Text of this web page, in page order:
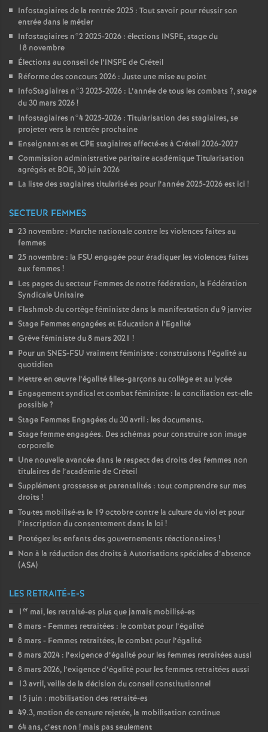
Infostagiaires de la rentrée 2025 : Tout savoir pour réussir son
entrée dans le métier
Infostagiaires n°2 2025-2026 : élections INSPE, stage du
18 novembre
Élections au conseil de l’INSPE de Créteil
Réforme des concours 2026 : Juste une mise au point
InfoStagiaires n°3 2025-2026 : L’année de tous les combats ?, stage
du 30 mars 2026!
Infostagiaires n°4 2025-2026 : Titularisation des stagiaires, se
projeter vers la rentrée prochaine
Enseignant·es etCPE stagiaires affecté·es à Créteil 2026-2027
Commission administrative paritaire académique Titularisation
agrégés et BOE, 30 juin 2026
La liste des stagiaires titularisé·es pour l’année 2025-2026 est ici !
SECTEUR FEMMES
23 novembre : Marche nationale contre les violences faites au
femmes
25 novembre : la FSU engagée pour éradiquer les violences faites
aux femmes !
Les pages du secteur Femmes de notre fédération, la Fédération
Syndicale Unitaire
Flashmob du cortège féministe dans la manifestation du 9 janvier
Stage Femmes engagées et Education à l’Egalité
Grève féministe du 8 mars 2021 !
Pour un SNES-FSU vraiment féministe : construisons l’égalité au
quotidien
Mettre en œuvre l’égalité filles-garçons au collège et au lycée
Engagement syndical et combat féministe : la conciliation est-elle
possible?
Stage Femmes Engagées du 30 avril : les documents.
Stage femme engagées. Des schémas pour construire son image
corporelle
Une nouvelle avancée dans le respect des droits des femmes non
titulaires de l’académie de Créteil
Supplément grossesse et parentalités : tout comprendre sur mes
droits !
Tou·tes mobilisé·es le 19 octobre contre la culture du viol et pour
l’inscription du consentement dans la loi !
Protégez les enfants des gouvernements réactionnaires !
Non à la réduction des droits à Autorisations spéciales d’absence
(ASA)
LES RETRAITÉ-E-S
1 er mai, les retraité-es plus que jamais mobilisé-es
8 mars - Femmes retraitées : le combat pour l’égalité
8 mars - Femmes retraitées, le combat pour l’égalité
8 mars 2024 : l’exigence d’égalité pour les femmes retraitées aussi
8 mars 2026, l’exigence d’égalité pour les femmes retraitées aussi
13 avril, veille de la décision du conseil constitutionnel
15 juin : mobilisation des retraité-es
49.3, motion de censure rejetée, la mobilisation continue
64 ans, c’est non ! mais pas seulement